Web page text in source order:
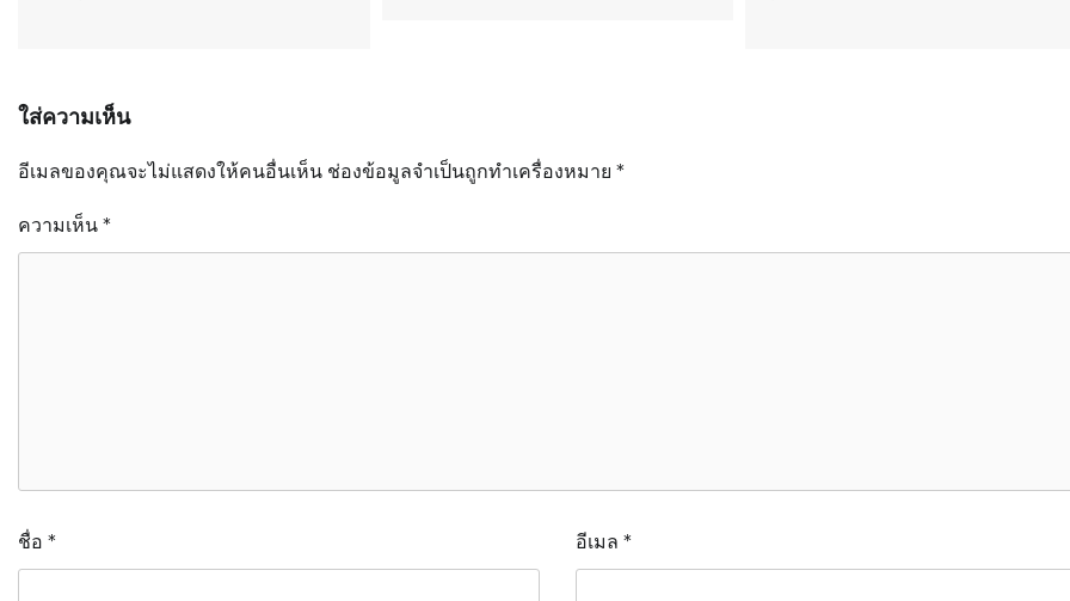
ใส่ความเห็น
อีเมลของคุณจะไม่แสดงให้คนอื่นเห็น ช่องข้อมูลจำเป็นถูกทำเครื่องหมาย *
ความเห็น *
ชื่อ * อีเมล *